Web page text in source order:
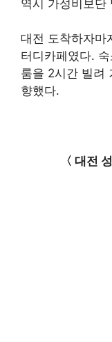
역시 가성비보단
대전 도착하자마
터디카페였다.
룸을 2시간 빌려
향했다.
〈 대전